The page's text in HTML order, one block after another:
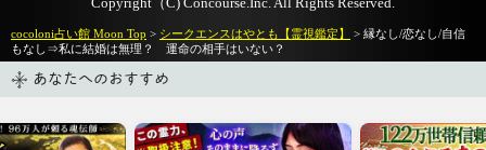
cocoloni占い館 Moon Top > シークエンスはやとも【霊視鑑定】
> 縁なし/恋なし/自信
もなし⇒私に結婚は無理？ 運命の相手はいない？
あなたへのおすすめ